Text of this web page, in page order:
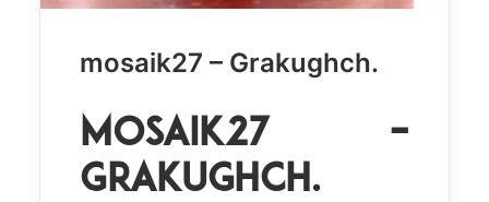
mosaik27 – Grakughch.
mosaik27 –
Grakughch.